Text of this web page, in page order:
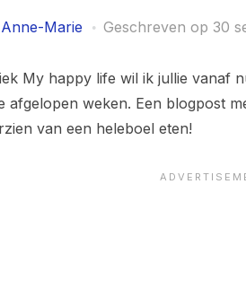
Anne-Marie Geschreven op 30
My happy life wil ik jullie vanaf
afgelopen weken. Een blogpost
van een heleboel eten!